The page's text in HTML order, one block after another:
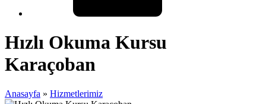
Hızlı Okuma Kursu
Karaçoban
Anasayfa » Hizmetlerimiz